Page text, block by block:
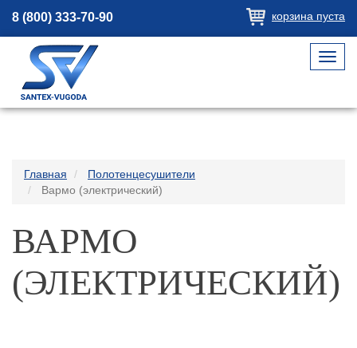
8 (800) 333-70-90 корзина пуста
Главная
Полотенцесушители
Вармо (электрический)
ВАРМО
(ЭЛЕКТРИЧЕСКИЙ)